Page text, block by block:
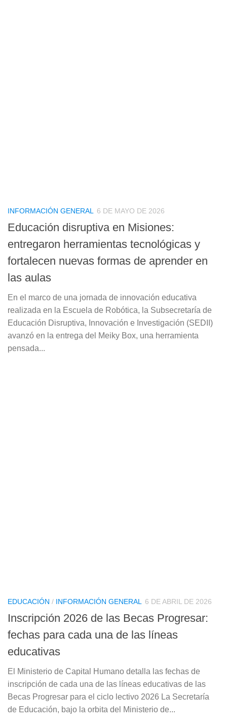
INFORMACIÓN GENERAL 6 DE MAYO DE 2026
Educación disruptiva en Misiones:
entregaron herramientas tecnológicas y
fortalecen nuevas formas de aprender en
las aulas
En el marco de una jornada de innovación educativa
realizada en la Escuela de Robótica, la Subsecretaría de
Educación Disruptiva, Innovación e Investigación (SEDII)
avanzó en la entrega del Meiky Box, una herramienta
pensada...
EDUCACIÓN / INFORMACIÓN GENERAL 6 DE ABRIL DE 2026
Inscripción 2026 de las Becas Progresar:
fechas para cada una de las líneas
educativas
El Ministerio de Capital Humano detalla las fechas de
inscripción de cada una de las líneas educativas de las
Becas Progresar para el ciclo lectivo 2026 La Secretaría
de Educación, bajo la orbita del Ministerio de...